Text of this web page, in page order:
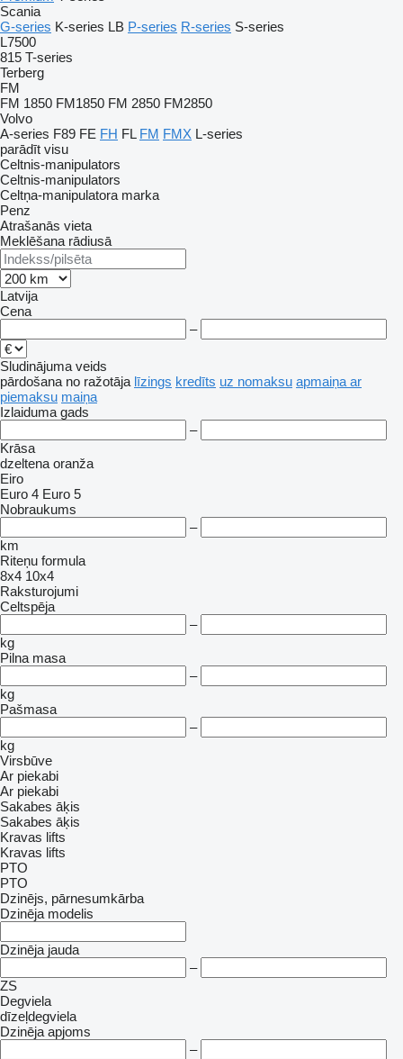
Scania
G-series K-series LB P-series R-series S-series
L7500
815 T-series
Terberg
FM
FM 1850 FM1850 FM 2850 FM2850
Volvo
A-series F89 FE FH FL FM FMX L-series
parādīt visu
Celtnis-manipulators
Celtnis-manipulators
Celtņa-manipulatora marka
Penz
Atrašanās vieta
Meklēšana rādiusā
Latvija
Cena
–
Sludinājuma veids
pārdošana no ražotāja līzings kredīts uz nomaksu apmaiņa ar
piemaksu maiņa
Izlaiduma gads
–
Krāsa
dzeltena oranža
Eiro
Euro 4 Euro 5
Nobraukums
–
km
Riteņu formula
8x4 10x4
Raksturojumi
Celtspēja
–
kg
Pilna masa
–
kg
Pašmasa
–
kg
Virsbūve
Ar piekabi
Ar piekabi
Sakabes āķis
Sakabes āķis
Kravas lifts
Kravas lifts
PTO
PTO
Dzinējs, pārnesumkārba
Dzinēja modelis
Dzinēja jauda
–
ZS
Degviela
dīzeļdegviela
Dzinēja apjoms
–